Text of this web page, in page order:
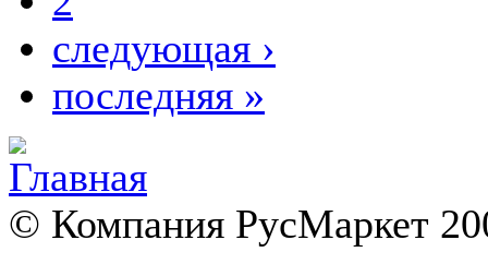
следующая ›
последняя »
© Компания РусМаркет